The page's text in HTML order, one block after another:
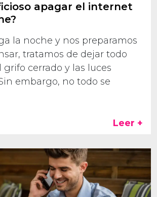
apagar el internet
la noche y nos preparamos
tratamos de dejar todo
grifo cerrado y las luces
embargo, no todo se
Leer +